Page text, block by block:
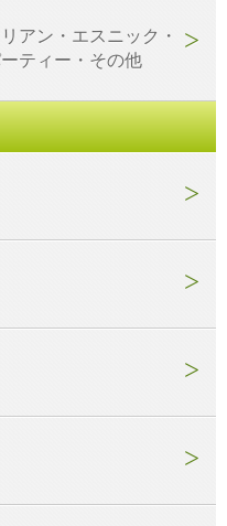
アン・エスニック・
ティー・その他